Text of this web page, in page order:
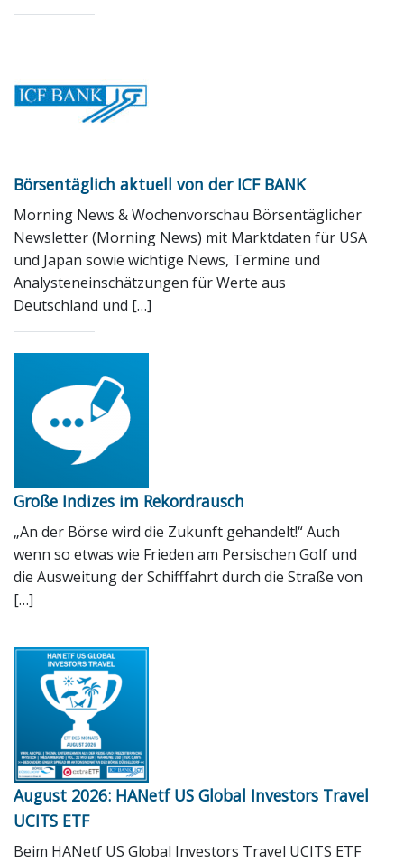
Börsentäglich aktuell von der ICF BANK
Morning News & Wochenvorschau Börsentäglicher
Newsletter (Morning News) mit Marktdaten für USA
und Japan sowie wichtige News, Termine und
Analysteneinschätzungen für Werte aus
Deutschland und […]
Große Indizes im Rekordrausch
„An der Börse wird die Zukunft gehandelt!“ Auch
wenn so etwas wie Frieden am Persischen Golf und
die Ausweitung der Schifffahrt durch die Straße von
[…]
August 2026: HANetf US Global Investors Travel
UCITS ETF
Beim HANetf US Global Investors Travel UCITS ETF